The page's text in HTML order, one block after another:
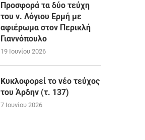
Προσφορά τα δύο τεύχη
του ν. Λόγιου Ερμή με
αφιέρωμα στον Περικλή
Γιαννόπουλο
19 Ιουνίου 2026
Κυκλοφορεί το νέο τεύχος
του Άρδην (τ. 137)
7 Ιουνίου 2026